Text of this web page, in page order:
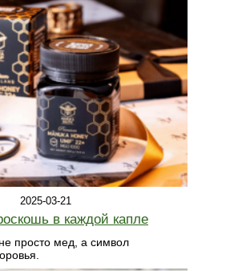
2025-03-21
в каждой капле
просто мед, а символ